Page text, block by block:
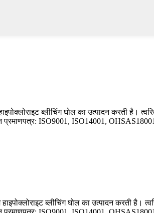
ब्लीचिंग घोल का उत्पादन करती है।
प्रमाणपत्र: ISO9001, ISO14001,
ब्लीचिंग घोल का उत्पादन करती है।